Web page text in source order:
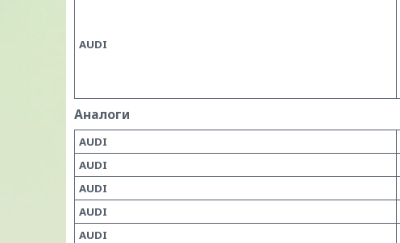
AUDI
Аналоги
AUDI
AUDI
AUDI
AUDI
AUDI